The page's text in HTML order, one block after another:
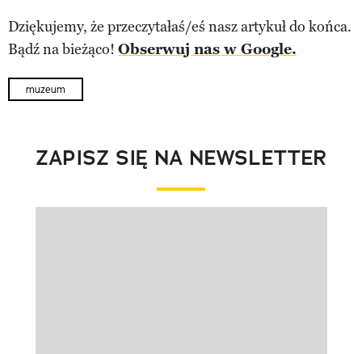
Dziękujemy, że przeczytałaś/eś nasz artykuł do końca.
Bądź na bieżąco! Obserwuj nas w Google.
muzeum
ZAPISZ SIĘ NA NEWSLETTER